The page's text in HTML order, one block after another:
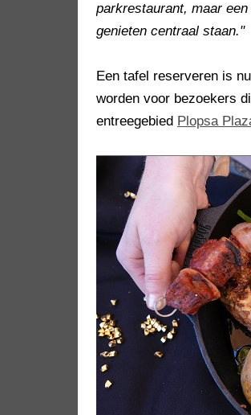
parkrestaurant, maar
genieten centraal staan."
Een tafel reserveren is
worden voor bezoekers
entreegebied Plopsa